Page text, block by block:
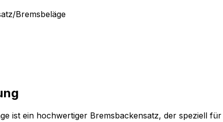
Bremsbeläge
ist ein hochwertiger Bremsbackensatz, der speziell